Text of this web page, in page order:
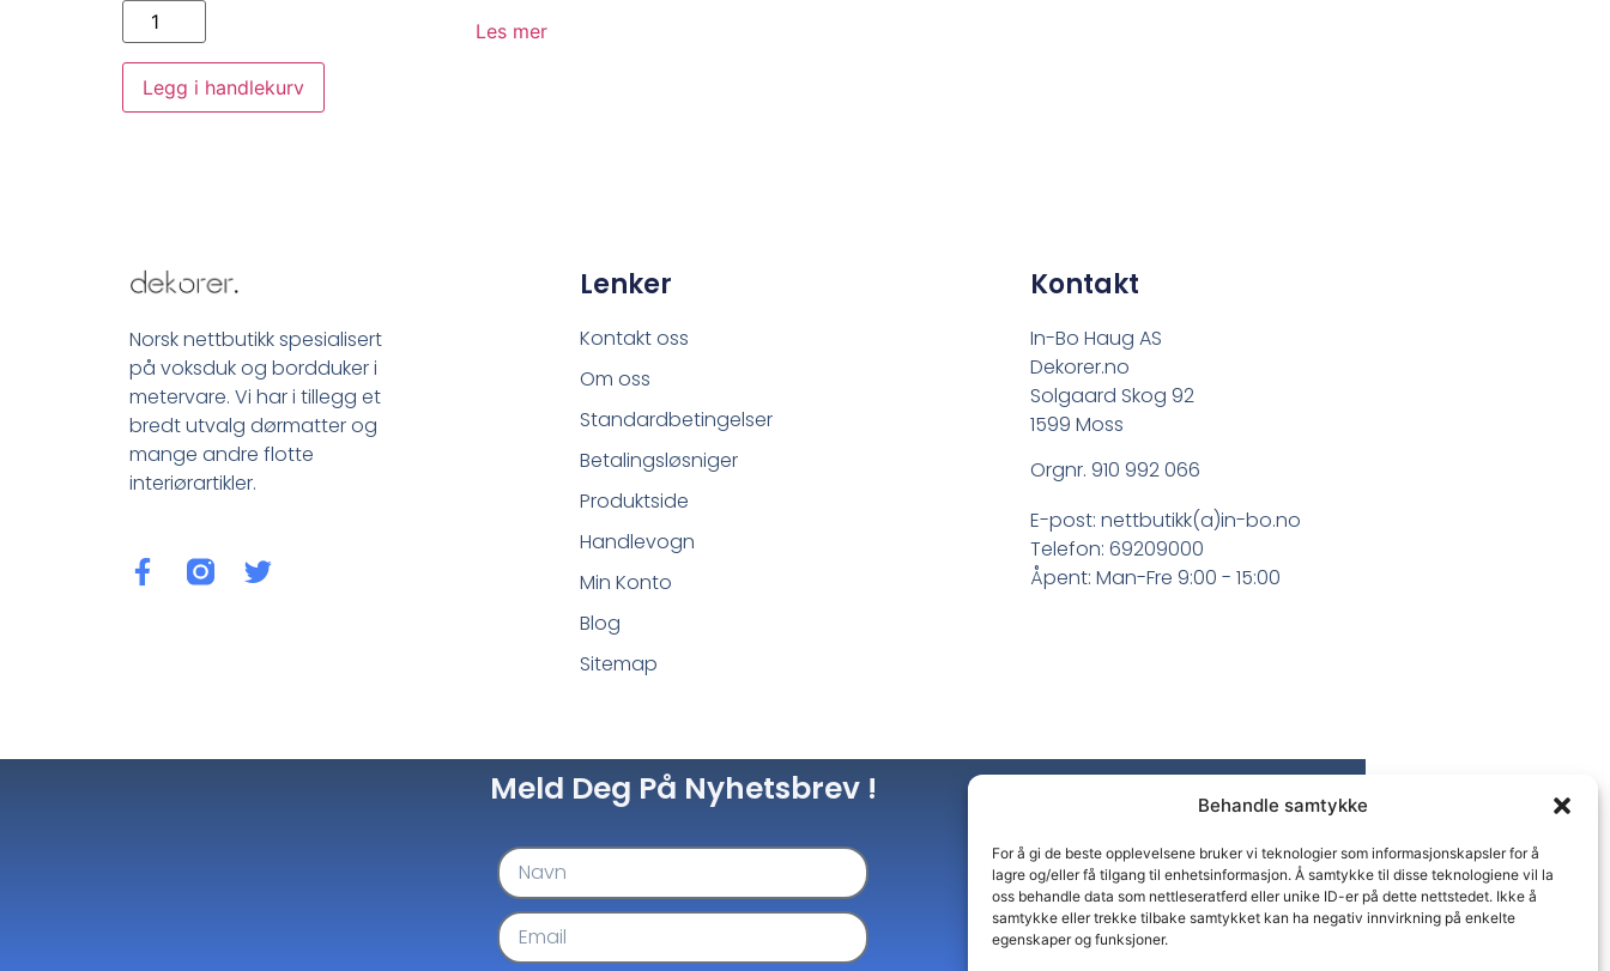
Behandle samtykke
For å gi de beste opplevelsene bruker vi teknologier som informasjonskapsler for å
lagre og/eller få tilgang til enhetsinformasjon. Å samtykke til disse teknologiene vil la
oss behandle data som nettleseratferd eller unike ID-er på dette nettstedet. Ikke å
samtykke eller trekke tilbake samtykket kan ha negativ innvirkning på enkelte
egenskaper og funksjoner.
Legg i handlekurv
Les mer
Norsk nettbutikk spesialisert
på voksduk og bordduker i
metervare. Vi har i tillegg et
bredt utvalg dørmatter og
mange andre flotte
interiørartikler.
Lenker
Kontakt oss
Om oss
Standardbetingelser
Betalingsløsniger
Produktside
Handlevogn
Min Konto
Blog
Sitemap
Kontakt
In-Bo Haug AS
Dekorer.no
Solgaard Skog 92
1599 Moss
Orgnr. 910 992 066
E-post: nettbutikk(a)in-bo.no
Telefon: 69209000
Åpent: Man-Fre 9:00 - 15:00
Meld Deg På Nyhetsbrev !